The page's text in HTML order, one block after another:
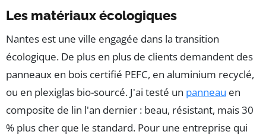
Les matériaux écologiques
Nantes est une ville engagée dans la transition
écologique. De plus en plus de clients demandent des
panneaux en bois certifié PEFC, en aluminium recyclé,
ou en plexiglas bio-sourcé. J'ai testé un panneau en
composite de lin l'an dernier : beau, résistant, mais 30
% plus cher que le standard. Pour une entreprise qui